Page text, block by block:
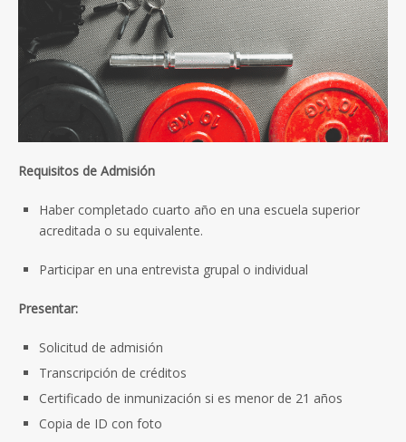
Requisitos de Admisión
Haber completado cuarto año en una escuela superior
acreditada o su equivalente.
Participar en una entrevista grupal o individual
Presentar:
Solicitud de admisión
Transcripción de créditos
Certificado de inmunización si es menor de 21 años
Copia de ID con foto